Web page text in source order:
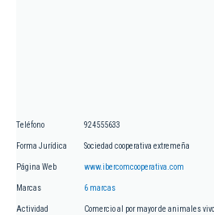
Teléfono 924555633
Forma Jurídica Sociedad cooperativa extremeña
Página Web www.ibercomcooperativa.com
Marcas 6 marcas
Actividad Comercio al por mayor de animales